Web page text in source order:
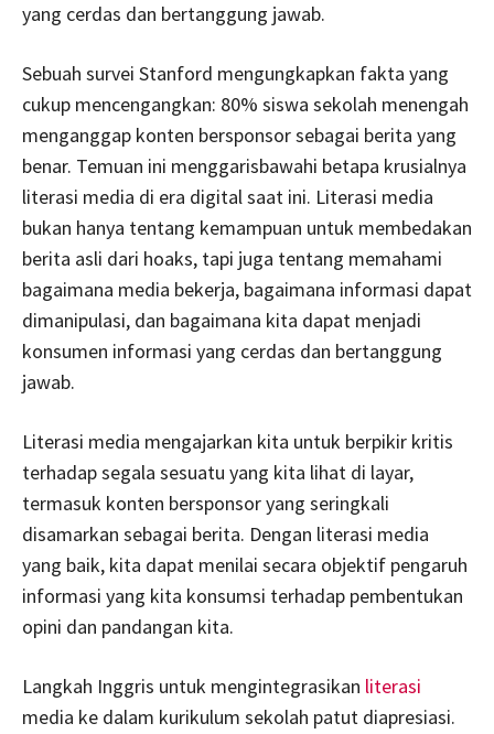
yang cerdas dan bertanggung jawab.
Sebuah survei Stanford mengungkapkan fakta yang
cukup mencengangkan: 80% siswa sekolah menengah
menganggap konten bersponsor sebagai berita yang
benar. Temuan ini menggarisbawahi betapa krusialnya
literasi media di era digital saat ini. Literasi media
bukan hanya tentang kemampuan untuk membedakan
berita asli dari hoaks, tapi juga tentang memahami
bagaimana media bekerja, bagaimana informasi dapat
dimanipulasi, dan bagaimana kita dapat menjadi
konsumen informasi yang cerdas dan bertanggung
jawab.
Literasi media mengajarkan kita untuk berpikir kritis
terhadap segala sesuatu yang kita lihat di layar,
termasuk konten bersponsor yang seringkali
disamarkan sebagai berita. Dengan literasi media
yang baik, kita dapat menilai secara objektif pengaruh
informasi yang kita konsumsi terhadap pembentukan
opini dan pandangan kita.
Langkah Inggris untuk mengintegrasikan literasi
media ke dalam kurikulum sekolah patut diapresiasi.